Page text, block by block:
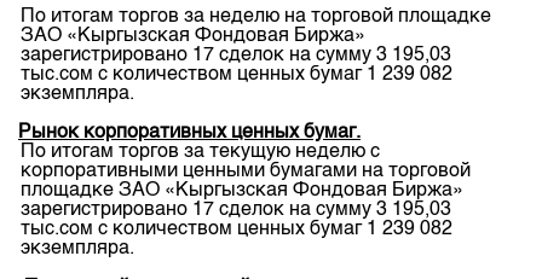
Акционеры
Руководство
Внутренний аудитор
Комитеты
Участники торгов
Наши партнеры
Товарно-сырьевой сектор
Листинг
Центр раскрытия информации
Тарифы
Аналитика
Финансовый рынок KG
Нормативная база
Биржевая деятельность
Депозитарная деятельность
Центр раскрытия информации
Статистика торгов
Итоги последних торгов
Архив торгов
Индекс и Капитализация
Котировки по ЦБ
Учебный центр
Общая информация
План работы на год
По итогам торгов за неделю на торговой площадке
ЗАО «Кыргызская Фондовая Биржа»
зарегистрировано 17 сделок на сумму 3 195,03
тыс.сом с количеством ценных бумаг 1 239 082
экземпляра.
Рынок корпоративных ценных бумаг.
По итогам торгов за текущую неделю с
корпоративными ценными бумагами на торговой
площадке ЗАО «Кыргызская Фондовая Биржа»
зарегистрировано 17 сделок на сумму 3 195,03
тыс.сом с количеством ценных бумаг 1 239 082
экземпляра.